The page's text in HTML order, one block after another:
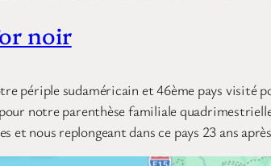
noir
périple sudaméricain et 46ème pays visité
notre parenthèse familiale
et nous replongeant dans ce pays 23 ans